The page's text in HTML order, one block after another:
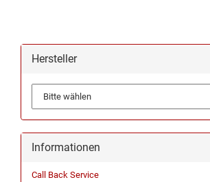
Hersteller
Informationen
Call Back Service